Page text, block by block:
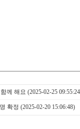
께 해요 (2025-02-25
확정 (2025-02-20 15:06:48)